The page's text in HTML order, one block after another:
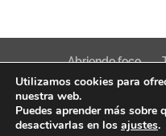
Abriendo foco
Actualidad
Utilizamos cookies para
nuestra web.
Puedes aprender más
desactivarlas en los ajustes.